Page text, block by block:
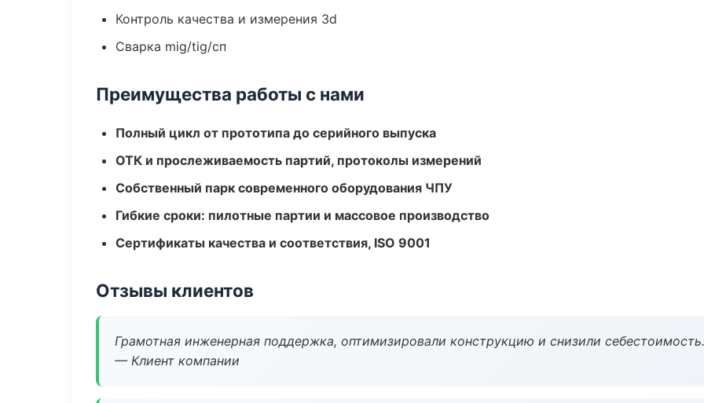
Контроль качества и измерения 3d
Сварка mig/tig/сп
Преимущества работы с нами
Полный цикл от прототипа до серийного выпуска
ОТК и прослеживаемость партий, протоколы измерений
Собственный парк современного оборудования ЧПУ
Гибкие сроки: пилотные партии и массовое производство
Сертификаты качества и соответствия, ISO 9001
Отзывы клиентов
Грамотная инженерная поддержка, оптимизировали конструкцию и снизили себестоимость.
— Клиент компании